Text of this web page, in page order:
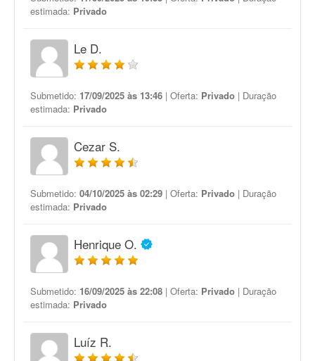
estimada: Privado
Le D.
Submetido: 17/09/2025 às 13:46 | Oferta: Privado | Duração
estimada: Privado
Cezar S.
Submetido: 04/10/2025 às 02:29 | Oferta: Privado | Duração
estimada: Privado
Henrique O.
Submetido: 16/09/2025 às 22:08 | Oferta: Privado | Duração
estimada: Privado
Luíz R.